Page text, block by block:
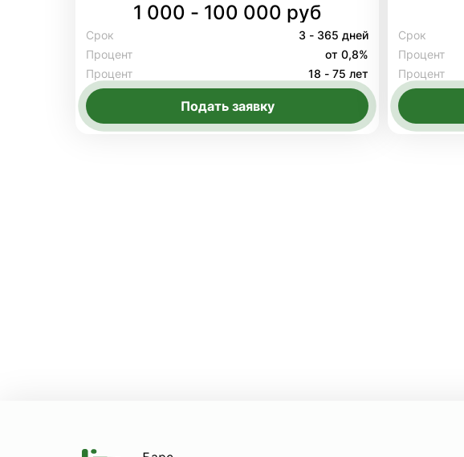
1 000 - 100 000 руб
Срок
3 - 365 дней
Процент
от 0,8%
Процент
18 - 75 лет
Подать заявку
Срок
Процент
Процент